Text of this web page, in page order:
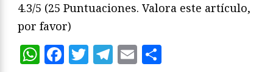
4.3/5 (25 Puntuaciones. Valora este artículo,
por favor)
WhatsApp
Facebook
Twitter
Telegram
Email